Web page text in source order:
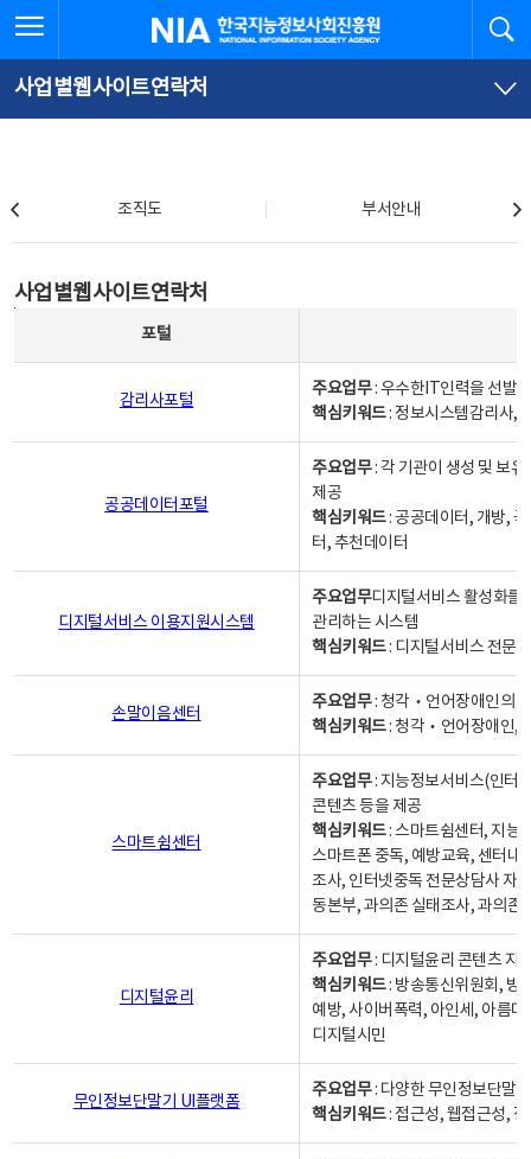
문
로
가
체
뉴
바
가
한국지능정보사회진흥원
사업별웹사이트연락처
조직도 부서안내
사업별웹사이트연락처
포털
감리사포털
주요업무: 우수한IT인력을 선발
핵심키워드: 정보시스템감리사,
공공데이터포털
주요업무: 각 기관이 생성 및 보
제공
핵심키워드: 공공데이터, 개방,
터, 추천데이터
디지털서비스 이용지원시스템
주요업무디지털서비스 활성화를
관리하는 시스템
핵심키워드: 디지털서비스 전문
손말이음센터
주요업무: 청각‧언어장애인의
핵심키워드: 청각‧언어장애인,
스마트쉼센터
주요업무: 지능정보서비스(인터
콘텐츠 등을 제공
핵심키워드: 스마트쉼센터, 지능
스마트폰 중독, 예방교육, 센터내
조사, 인터넷중독 전문상담사 자
동본부, 과의존 실태조사, 과의존
디지털윤리
주요업무: 디지털윤리 콘텐츠 지
핵심키워드: 방송통신위원회, 방
예방, 사이버폭력, 아인세, 아름
디지털시민
무인정보단말기 UI플랫폼
주요업무: 다양한 무인정보단말
핵심키워드: 접근성, 웹접근성,